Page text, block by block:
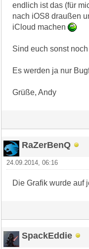
endlich ist das (für
nach iOS8 draußen
iCloud machen
Sind euch sonst
Es werden ja nur
Grüße, Andy
RaZerBenQ
24.09.2014, 06:16
Die Grafik wurde auf
SpackEddie